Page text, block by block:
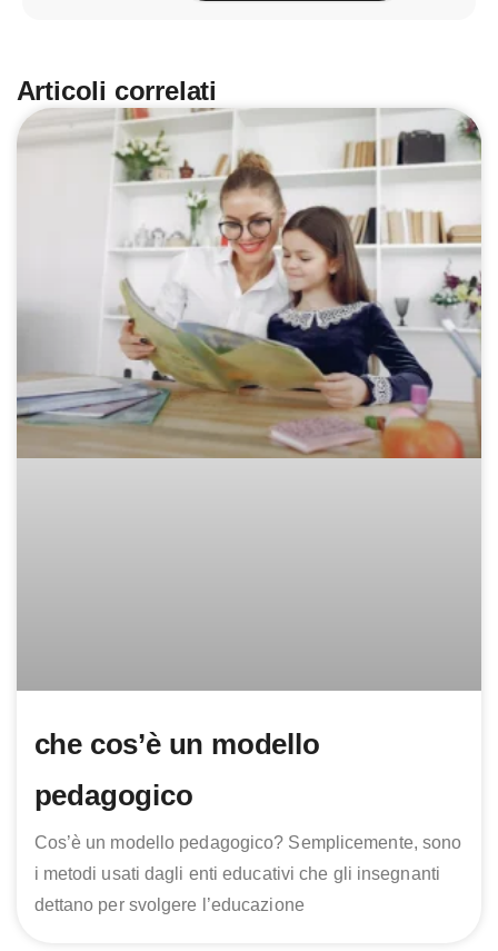
Articoli correlati
che cos’è un modello
pedagogico
Cos’è un modello pedagogico? Semplicemente, sono
i metodi usati dagli enti educativi che gli insegnanti
dettano per svolgere l’educazione